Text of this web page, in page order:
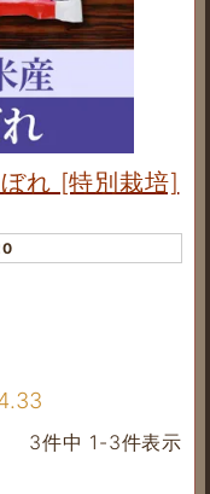
れ [特別栽培]
3件中 1 -3件表示